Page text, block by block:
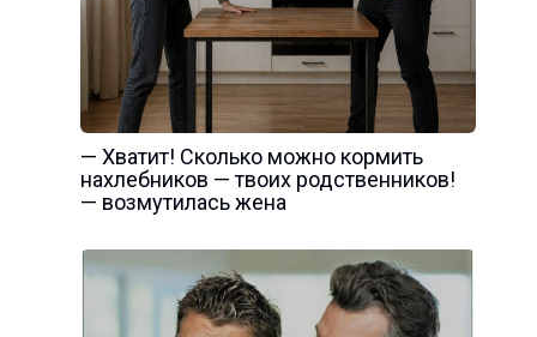
— Хватит! Сколько можно кормить
нахлебников — твоих родственников!
— возмутилась жена